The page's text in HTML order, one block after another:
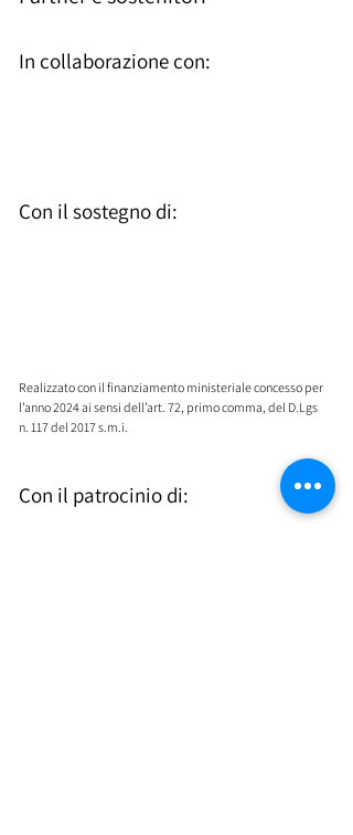
In collaborazione con:
Con il sostegno di:
​Realizzato con il finanziamento ministeriale concesso per
l’anno 2024 ai sensi dell’art. 72, primo comma, del D.Lgs
n. 117 del 2017 s.m.i. ​
Con il patrocinio di: